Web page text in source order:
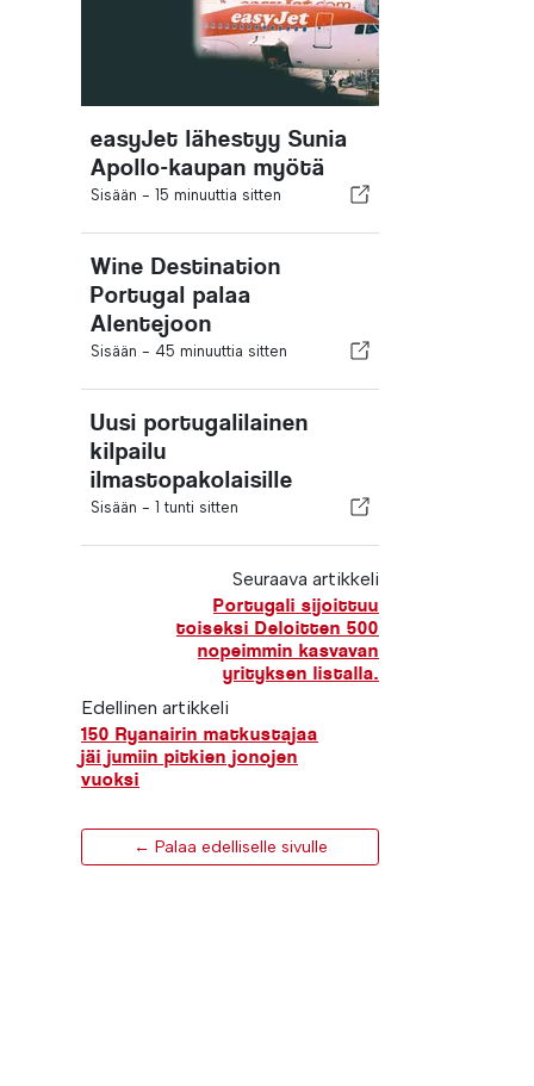
easyJet lähestyy Sunia
Apollo-kaupan myötä
Sisään - 15 minuuttia sitten
Wine Destination
Portugal palaa
Alentejoon
Sisään - 45 minuuttia sitten
Uusi portugalilainen
kilpailu
ilmastopakolaisille
Sisään - 1 tunti sitten
Seuraava artikkeli
Portugali sijoittuu
toiseksi Deloitten 500
nopeimmin kasvavan
yrityksen listalla.
Edellinen artikkeli
150 Ryanairin matkustajaa
jäi jumiin pitkien jonojen
vuoksi
← Palaa edelliselle sivulle